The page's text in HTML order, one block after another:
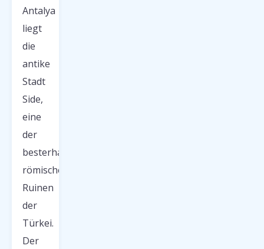
Antalya
liegt
die
antike
Stadt
Side,
eine
der
besterhaltenen
römischen
Ruinen
der
Türkei.
Der